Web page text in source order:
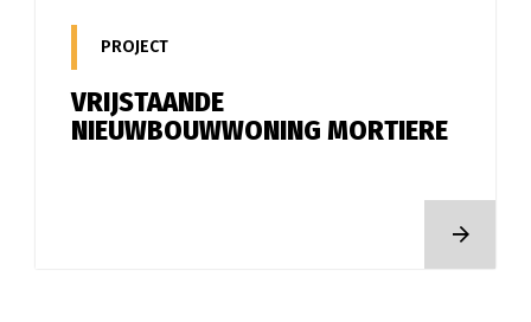
Over ons
Contact
Offerte aanvragen
PROJECT
VRIJSTAANDE
NIEUWBOUWWONING MORTIERE
LEES MEER